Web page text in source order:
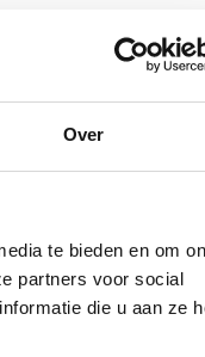
Over
te bieden en om
partners voor social
die u aan ze
de
Onze software
aanpak van